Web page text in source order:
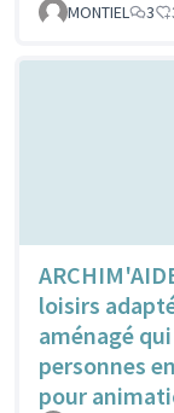
MONTIEL 3
loisirs
aménagé
personnes
pour